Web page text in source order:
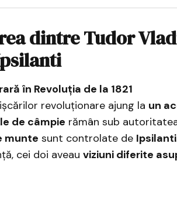
dintre Tudor
în Revoluția de la 1821
revoluționare ajung la un
de câmpie rămân sub
munte sunt controlate de Ipsilanti
cei doi aveau viziuni diferite